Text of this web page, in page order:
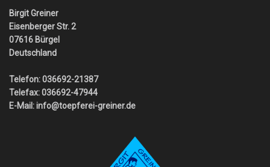
Birgit Greiner
Eisenberger Str. 2
07616 Bürgel
Deutschland
Telefon: 036692-21387
Telefax: 036692-47944
E-Mail:info@toepferei-greiner.de